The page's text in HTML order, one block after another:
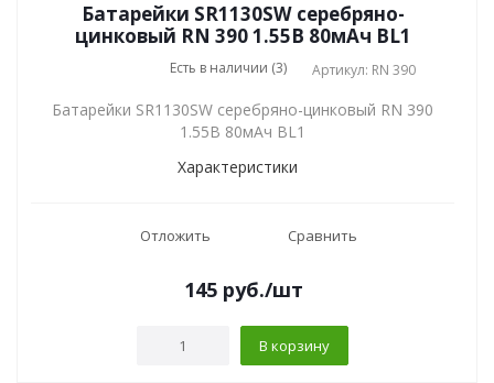
Батарейки SR1130SW серебряно-
цинковый RN 390 1.55В 80мАч BL1
Есть в наличии (3) Артикул: RN 390
Батарейки SR1130SW серебряно-цинковый RN 390
1.55В 80мАч BL1
Характеристики
Отложить Сравнить
145руб./шт
В корзину